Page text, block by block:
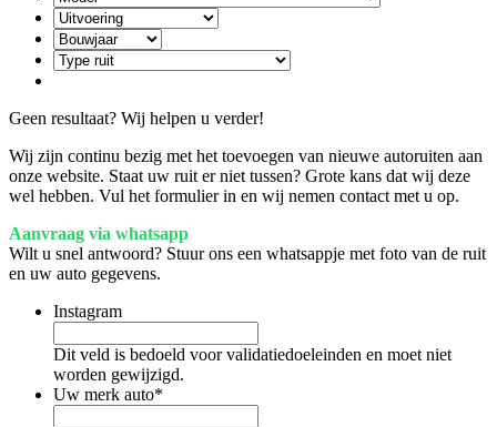
Geen resultaat? Wij helpen u verder!
Wij zijn continu bezig met het toevoegen van nieuwe autoruiten aan
onze website. Staat uw ruit er niet tussen? Grote kans dat wij deze
wel hebben. Vul het formulier in en wij nemen contact met u op.
Aanvraag via whatsapp
Wilt u snel antwoord? Stuur ons een whatsappje met foto van de ruit
en uw auto gegevens.
Instagram
Dit veld is bedoeld voor validatiedoeleinden en moet niet
worden gewijzigd.
Uw merk auto*